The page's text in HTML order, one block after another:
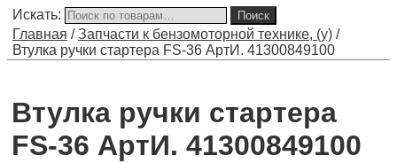
Искать: Поиск
Главная /Запчасти к бензомоторной технике, (у) /
Втулка ручки стартера FS-36 АртИ. 41300849100
Втулка ручки стартера
FS-36 АртИ. 41300849100